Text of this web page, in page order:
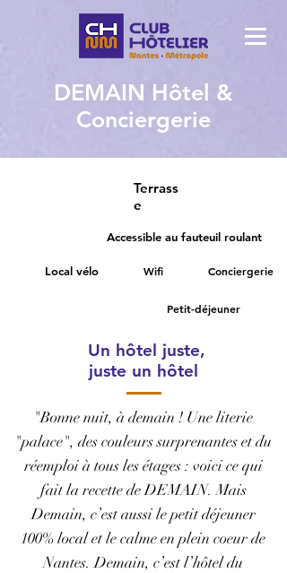
DEMAIN Hôtel &
Conciergerie
Terrass
e
Accessible au fauteuil roulant
Local vélo Wifi Conciergerie
Petit-déjeuner
Un hôtel juste,
juste un hôtel
"Bonne nuit, à demain ! Une literie
"palace", des couleurs surprenantes et du
réemploi à tous les étages : voici ce qui
fait la recette de DEMAIN. Mais
Demain, c’est aussi le petit déjeuner
100% local et le calme en plein coeur de
Nantes. Demain, c’est l’hôtel du